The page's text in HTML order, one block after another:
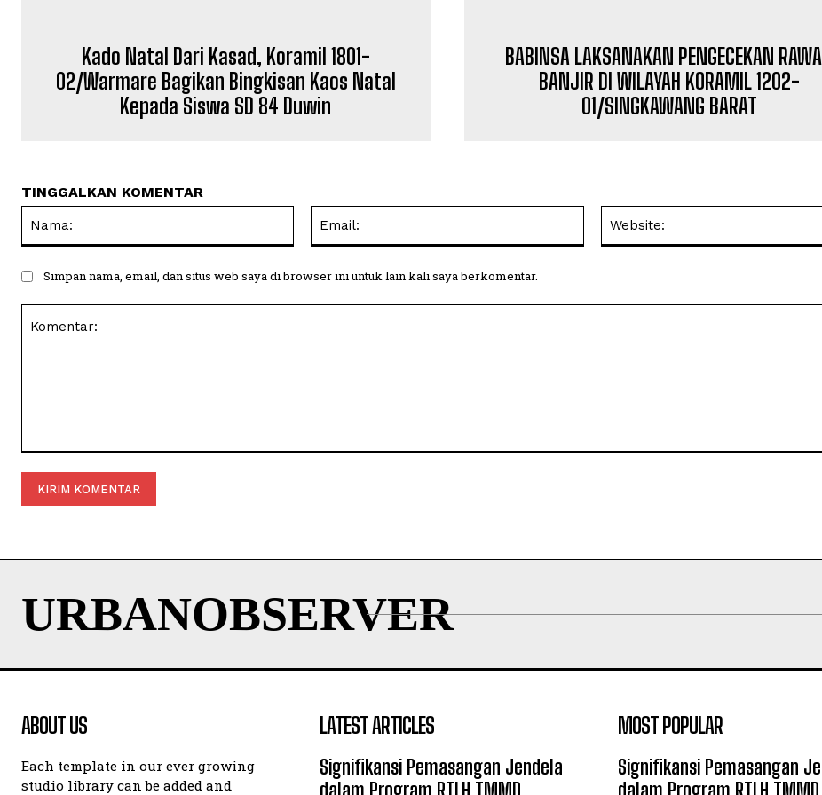
Kado Natal Dari Kasad, Koramil 1801-
BABINSA LAKSANAKAN PENGECEKAN RAWAN
TINGGALKAN KOMENTAR
Simpan nama, email, dan situs web saya di browser ini untuk lain kali saya berkomentar.
URBANOBSERVER
ABOUT US LATEST ARTICLES MOST POPULAR